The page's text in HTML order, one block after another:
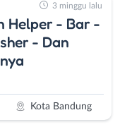
Helper - Bar -
- Dan
Kota Bandung
3 minggu lalu